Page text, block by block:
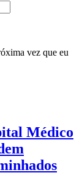
vez que eu
Médico